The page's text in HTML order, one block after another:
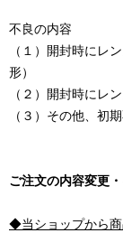
不良の内容
（１）開封時にレ
形）
（２）開封時にレ
（３）その他、初
ご注文の内容変更
◆当ショップから